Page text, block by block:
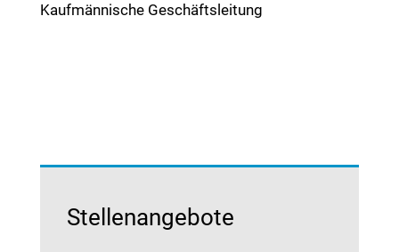
Kaufmännische Geschäftsleitung
Stellenangebote